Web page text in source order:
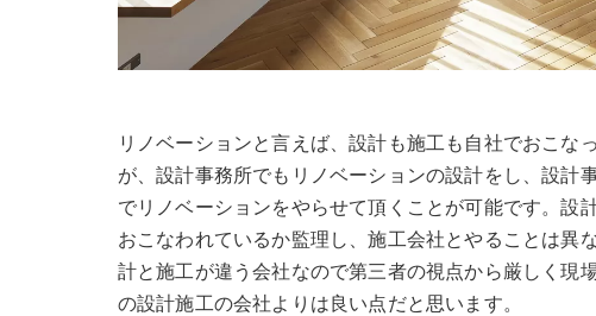
リノベーションと言えば、設計も施工も自社でおこな
が、設計事務所でもリノベーションの設計をし、設計
でリノベーションをやらせて頂くことが可能です。設
おこなわれているか監理し、施工会社とやることは異
計と施工が違う会社なので第三者の視点から厳しく現
の設計施工の会社よりは良い点だと思います。